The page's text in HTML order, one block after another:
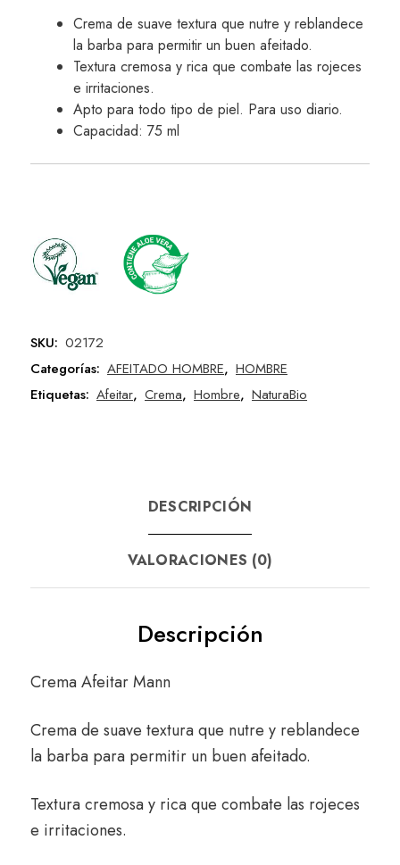
Crema de suave textura que nutre y reblandece
la barba para permitir un buen afeitado.
Textura cremosa y rica que combate las rojeces
e irritaciones.
Apto para todo tipo de piel. Para uso diario.
Capacidad: 75 ml
SKU: 02172
Categorías: AFEITADO HOMBRE, HOMBRE
Etiquetas: Afeitar, Crema, Hombre, NaturaBio
DESCRIPCIÓN
VALORACIONES (0)
Descripción
Crema Afeitar Mann
Crema de suave textura que nutre y reblandece
la barba para permitir un buen afeitado.
Textura cremosa y rica que combate las rojeces
e irritaciones.